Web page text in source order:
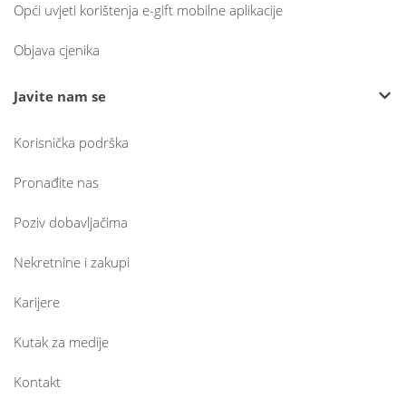
Opći uvjeti korištenja e-gift mobilne aplikacije
Objava cjenika
Javite nam se
Korisnička podrška
Pronađite nas
Poziv dobavljačima
Nekretnine i zakupi
Karijere
Kutak za medije
Kontakt